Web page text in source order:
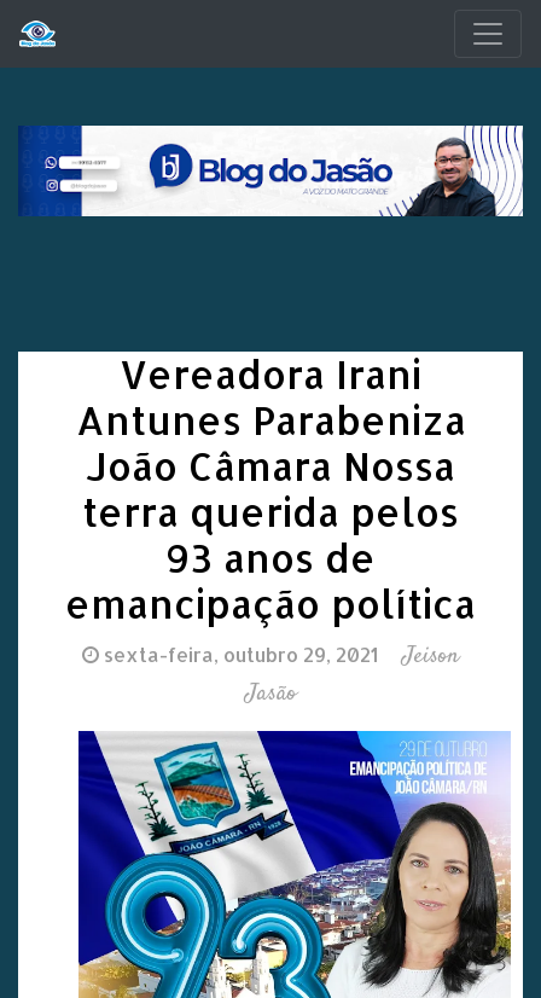
Vereadora Irani
Antunes Parabeniza
João Câmara Nossa
terra querida pelos
93 anos de
emancipação política
sexta-feira, outubro 29, 2021
Jeison
Jasão